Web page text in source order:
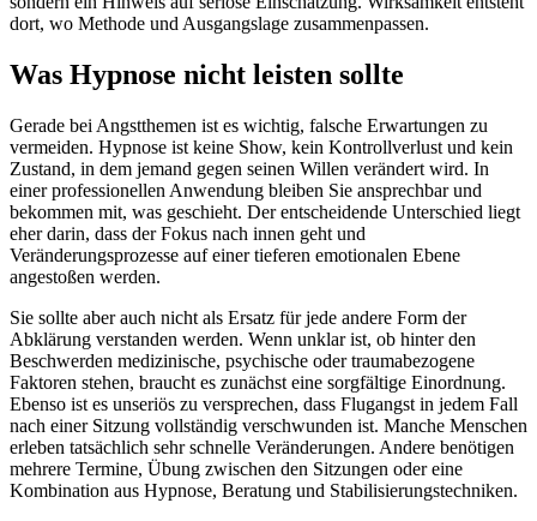
dort, wo Methode und Ausgangslage zusammenpassen.
Was Hypnose nicht leisten sollte
Gerade bei Angstthemen ist es wichtig, falsche Erwartungen zu
vermeiden. Hypnose ist keine Show, kein Kontrollverlust und kein
Zustand, in dem jemand gegen seinen Willen verändert wird. In
einer professionellen Anwendung bleiben Sie ansprechbar und
bekommen mit, was geschieht. Der entscheidende Unterschied liegt
eher darin, dass der Fokus nach innen geht und
Veränderungsprozesse auf einer tieferen emotionalen Ebene
angestoßen werden.
Sie sollte aber auch nicht als Ersatz für jede andere Form der
Abklärung verstanden werden. Wenn unklar ist, ob hinter den
Beschwerden medizinische, psychische oder traumabezogene
Faktoren stehen, braucht es zunächst eine sorgfältige Einordnung.
Ebenso ist es unseriös zu versprechen, dass Flugangst in jedem Fall
nach einer Sitzung vollständig verschwunden ist. Manche Menschen
erleben tatsächlich sehr schnelle Veränderungen. Andere benötigen
mehrere Termine, Übung zwischen den Sitzungen oder eine
Kombination aus Hypnose, Beratung und Stabilisierungstechniken.